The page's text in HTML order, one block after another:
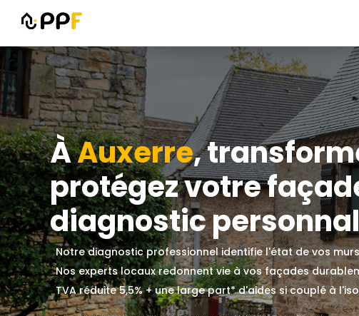
ÀAuxerre,
protégez votre
diagnostic
Notre diagnostic professionnel identifie l'état de vos
Nos experts locaux redonnent vie à vos façades
TVA réduite 5,5% + une large part* d'aides si couplé à